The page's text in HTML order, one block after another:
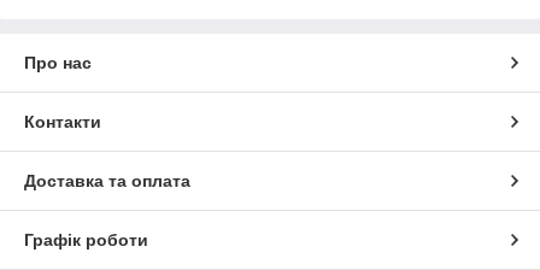
Про нас
Контакти
Доставка та оплата
Графік роботи